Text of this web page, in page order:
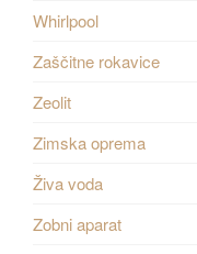
Whirlpool
Zaščitne rokavice
Zeolit
Zimska oprema
Živa voda
Zobni aparat